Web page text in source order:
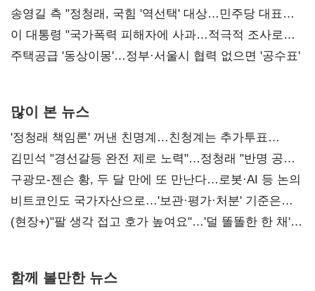
리모델링' 제안
송영길 측 "정청래, 국힘 '역선택' 대상…민주당 대표로
총선 지휘 못해"
이 대통령 "국가폭력 피해자에 사과…적극적 조사로
진실 밝혀야"
주택공급 '동상이몽'…정부·서울시 협력 없으면 '공수표'
많이 본 뉴스
'정청래 책임론' 꺼낸 친명계…친청계는 추가투표
때리기
김민석 "경선갈등 완전 제로 노력"…정청래 "반명 공세
사과부터"
구광모-젠슨 황, 두 달 만에 또 만난다…로봇·AI 등 논의
비트코인도 국가자산으로…'보관·평가·처분' 기준은
숙제
(현장+)"팔 생각 접고 호가 높여요"…'덜 똘똘한 한 채'
함께 볼만한 뉴스